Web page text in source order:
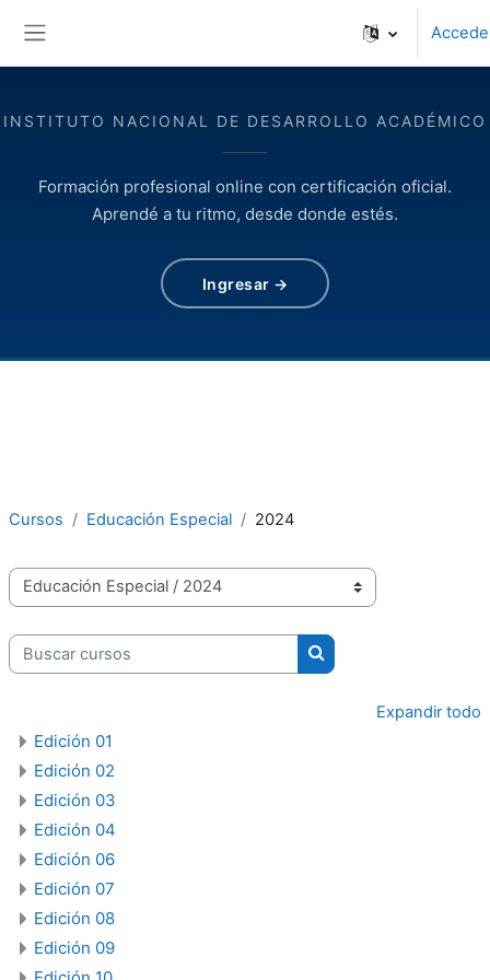
INSTITUTO NACIONAL DE DESARROLLO ACADÉMICO
Formación profesional online con certificación oficial.
Aprendé a tu ritmo, desde donde estés.
Ingresar →
Cursos Educación Especial 2024
Categorías
Buscar cursos
Buscar cursos
Expandir todo
Edición 01
Edición 02
Edición 03
Edición 04
Edición 06
Edición 07
Edición 08
Edición 09